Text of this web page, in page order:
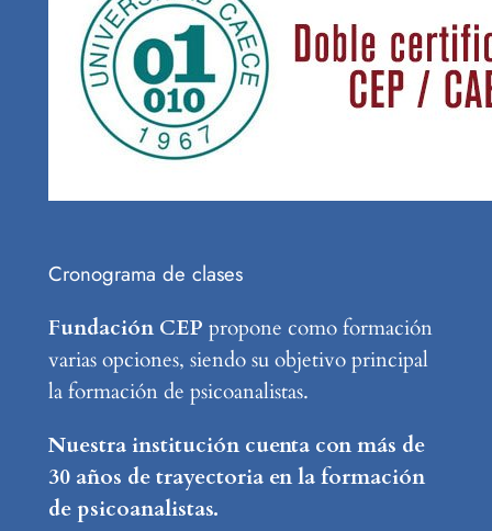
Cronograma de clases
Fundación CEP propone como formación
varias opciones, siendo su objetivo principal
la formación de psicoanalistas.
Nuestra institución cuenta con más de
30 años de trayectoria en la formación
de psicoanalistas.